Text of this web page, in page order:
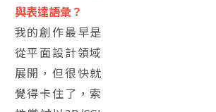
與表達語彙？
我的創作最早是
從平面設計領域
展開，但很快就
覺得卡住了，索